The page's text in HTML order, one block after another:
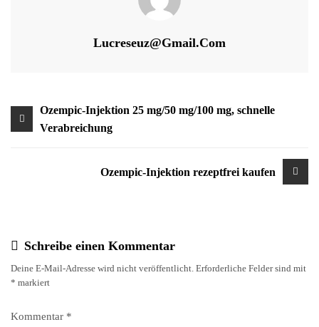
Lucreseuz@gmail.com
Beitragsnavigation
Ozempic-Injektion 25 mg/50 mg/100 mg, schnelle
Verabreichung
Ozempic-Injektion rezeptfrei kaufen
Schreibe einen Kommentar
Deine E-Mail-Adresse wird nicht veröffentlicht. Erforderliche Felder sind mit
* markiert
Kommentar *